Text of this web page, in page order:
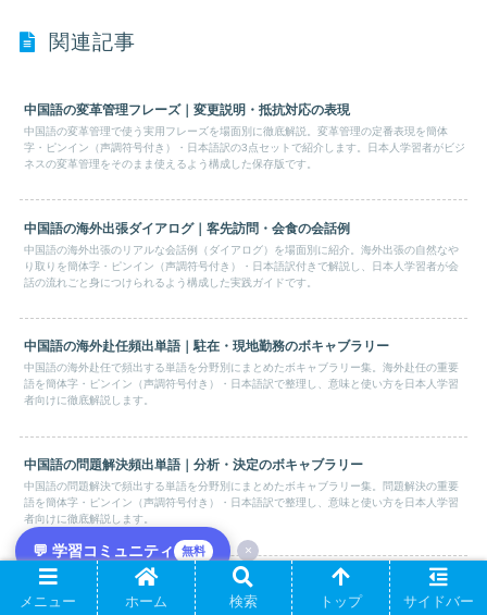
💬 学習コミュニティ 無料 ×
関連記事
中国語の変革管理フレーズ｜変更説明・抵抗対応の表現
中国語の変革管理で使う実用フレーズを場面別に徹底解説。変革管理の定番表現を簡体
字・ピンイン（声調符号付き）・日本語訳の3点セットで紹介します。日本人学習者がビジ
ネスの変革管理をそのまま使えるよう構成した保存版です。
中国語の海外出張ダイアログ｜客先訪問・会食の会話例
中国語の海外出張のリアルな会話例（ダイアログ）を場面別に紹介。海外出張の自然なや
り取りを簡体字・ピンイン（声調符号付き）・日本語訳付きで解説し、日本人学習者が会
話の流れごと身につけられるよう構成した実践ガイドです。
中国語の海外赴任頻出単語｜駐在・現地勤務のボキャブラリー
中国語の海外赴任で頻出する単語を分野別にまとめたボキャブラリー集。海外赴任の重要
語を簡体字・ピンイン（声調符号付き）・日本語訳で整理し、意味と使い方を日本人学習
者向けに徹底解説します。
中国語の問題解決頻出単語｜分析・決定のボキャブラリー
中国語の問題解決で頻出する単語を分野別にまとめたボキャブラリー集。問題解決の重要
語を簡体字・ピンイン（声調符号付き）・日本語訳で整理し、意味と使い方を日本人学習
者向けに徹底解説します。
保密协议・合同审核依頼メール｜法务を巻き込む中国語の型
中国法务に合同审查依頼を送って进展がない、期限を切ると嫌がられる、そんな悩みはな
メニュー ホーム 検索 トップ サイドバー